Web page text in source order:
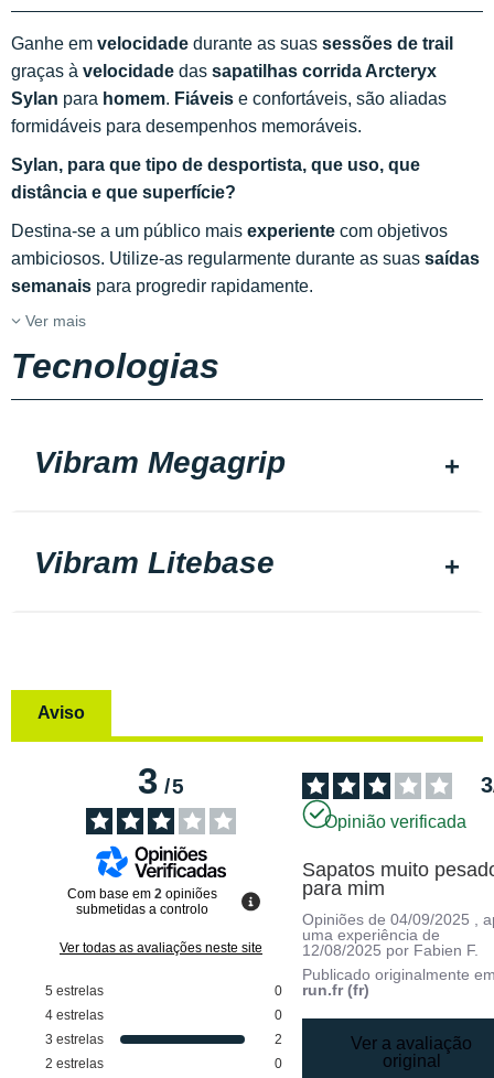
Ganhe em velocidade durante as suas sessões de trail
graças à velocidade das sapatilhas corrida Arcteryx
Sylan para homem. Fiáveis e confortáveis, são aliadas
formidáveis para desempenhos memoráveis.
Sylan, para que tipo de desportista, que uso, que
distância e que superfície?
Destina-se a um público mais experiente com objetivos
ambiciosos. Utilize-as regularmente durante as suas saídas
semanais para progredir rapidamente.
Ver mais
Tecnologias
Vibram Megagrip
Vibram Litebase
Aviso
3/5
Com base em 2 opiniões
submetidas a controlo
Ver todas as avaliações neste site
5 estrelas
0
4 estrelas
0
3 estrelas
2
2 estrelas
0
3
Opinião verificada
Sapatos muito
para mim
Opiniões de04/09/2025
,
uma experiência de
12/08/2025 por Fabien F.
Publicado originalmente
run.fr (fr)
Ver a avaliação
original